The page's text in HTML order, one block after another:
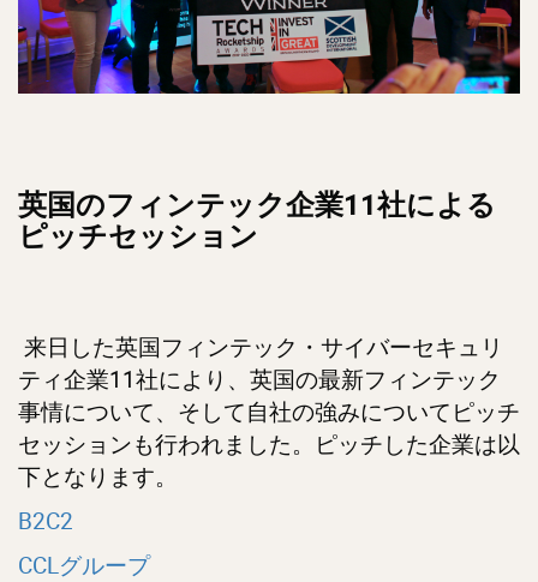
英国のフィンテック企業11社による
ピッチセッション
来日した英国フィンテック・サイバーセキュリ
ティ企業11社により、英国の最新フィンテック
事情について、そして自社の強みについてピッチ
セッションも行われました。ピッチした企業は以
下となります。
B2C2
CCLグループ